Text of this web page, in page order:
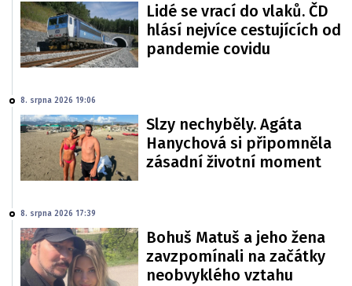
Lidé se vrací do vlaků. ČD
hlásí nejvíce cestujících od
pandemie covidu
8. srpna 2026 19:06
Slzy nechyběly. Agáta
Hanychová si připomněla
zásadní životní moment
8. srpna 2026 17:39
Bohuš Matuš a jeho žena
zavzpomínali na začátky
neobvyklého vztahu